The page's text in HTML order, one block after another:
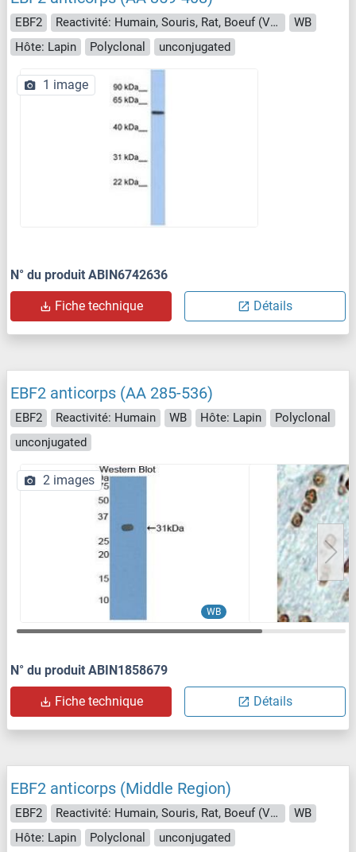
EBF2 Reactivité: Humain, Souris, Rat, Boeuf (Vache), Cobaye, Cheval, Lapin, Chien, Singe, Porc, Roussette (Chauve-souris), Poulet, Xenopus laevis
WB
Hôte: Lapin
Polyclonal unconjugated
1 image
N° du produit ABIN6742636
Fiche technique Détails
EBF2 anticorps (AA 285-536)
EBF2 Reactivité: Humain WB Hôte: Lapin
Polyclonal
unconjugated
WB
2 images
N° du produit ABIN1858679
Fiche technique Détails
EBF2 anticorps (Middle Region)
EBF2 Reactivité: Humain, Souris, Rat, Boeuf (Vache), Cobaye, Cheval, Lapin, Chien, Poisson zèbre (Danio rerio)
WB
Hôte: Lapin
Polyclonal unconjugated